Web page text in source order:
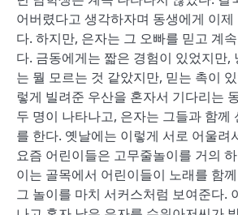
어버렸다고 생각하자며 동생에게 이
다. 하지만, 은자는 그 오빠를 믿고 계
다. 금동에게는 짧은 경험이 있었지만,
는 뭘 모르는 것 같았지만, 믿는 촉이
렇게 빌려준 우산을 혼자서 기다리는
두 명이 나타나고, 은자는 그들과 함께
를 한다. 옛날에는 이렇게 서로 어울려
요즘 어린이들은 고무줄놀이를 거의
이는 골목에서 어린이들이 노래를 함
그 놀이를 마치 서커스처럼 보여준다.